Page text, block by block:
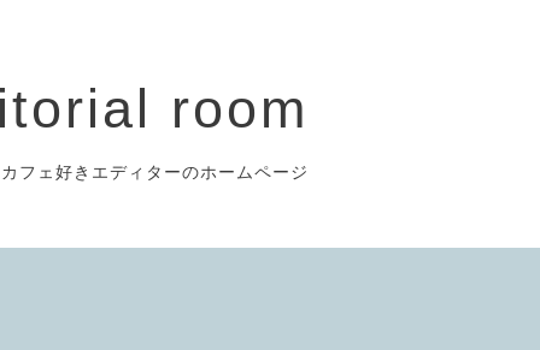
room
フェ好きエディターのホームページ